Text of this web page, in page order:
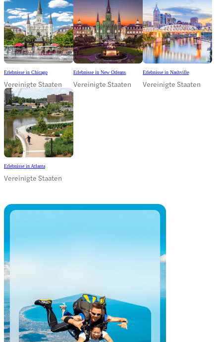
Erlebnisse in Chicago
Vereinigte Staaten
Erlebnisse in New Orleans
Vereinigte Staaten
Erlebnisse in Nashville
Vereinigte Staaten
Erlebnisse in Atlanta
Vereinigte Staaten